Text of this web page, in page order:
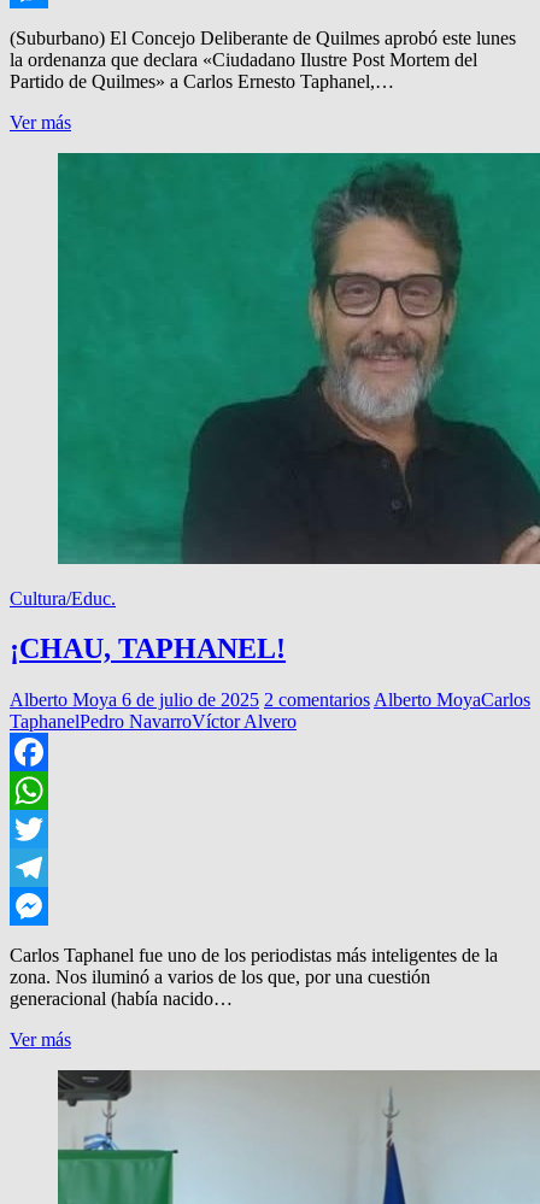
Messenger
(Suburbano) El Concejo Deliberante de Quilmes aprobó este lunes
la ordenanza que declara «Ciudadano Ilustre Post Mortem del
Partido de Quilmes» a Carlos Ernesto Taphanel,…
Ver másEL
Cultura/Educ.
¡CHAU, TAPHANEL!
Alberto Moya 6 de julio de 2025 2 comentarios Alberto MoyaCarlos
TaphanelPedro NavarroVíctor Alvero
Facebook
WhatsApp
Twitter
Telegram
Messenger
Carlos Taphanel fue uno de los periodistas más inteligentes de la
zona. Nos iluminó a varios de los que, por una cuestión
generacional (había nacido…
Ver más¡CHAU,